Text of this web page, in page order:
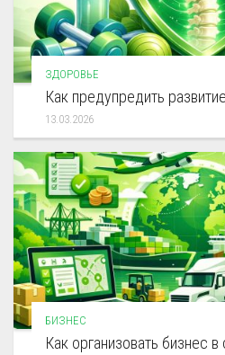
ЗДОРОВЬЕ
Как предупредить
13.03.2026
БИЗНЕС
Как организовать бизнес